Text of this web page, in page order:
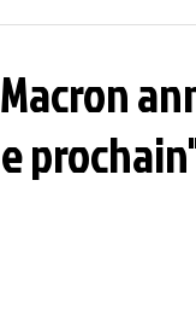
Résilience